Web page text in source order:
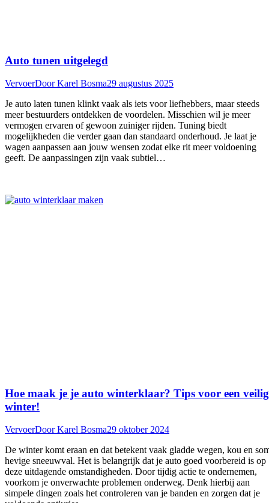
Auto tunen uitgelegd
VervoerDoorKarel Bosma29 augustus 2025
Je auto laten tunen klinkt vaak als iets voor liefhebbers, maar steeds
meer bestuurders ontdekken de voordelen. Misschien wil je meer
vermogen ervaren of gewoon zuiniger rijden. Tuning biedt
mogelijkheden die verder gaan dan standaard onderhoud. Je laat je
wagen aanpassen aan jouw wensen zodat elke rit meer voldoening
geeft. De aanpassingen zijn vaak subtiel…
Hoe maak je je auto winterklaar? Tips voor een
winter!
VervoerDoorKarel Bosma29 oktober 2024
De winter komt eraan en dat betekent vaak gladde wegen, kou en
hevige sneeuwval. Het is belangrijk dat je auto goed voorbereid is op
deze uitdagende omstandigheden. Door tijdig actie te ondernemen,
voorkom je onverwachte problemen onderweg. Denk hierbij aan
simpele dingen zoals het controleren van je banden en zorgen dat je